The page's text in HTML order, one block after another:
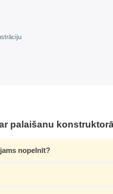
palaišanu
nopelnīt?